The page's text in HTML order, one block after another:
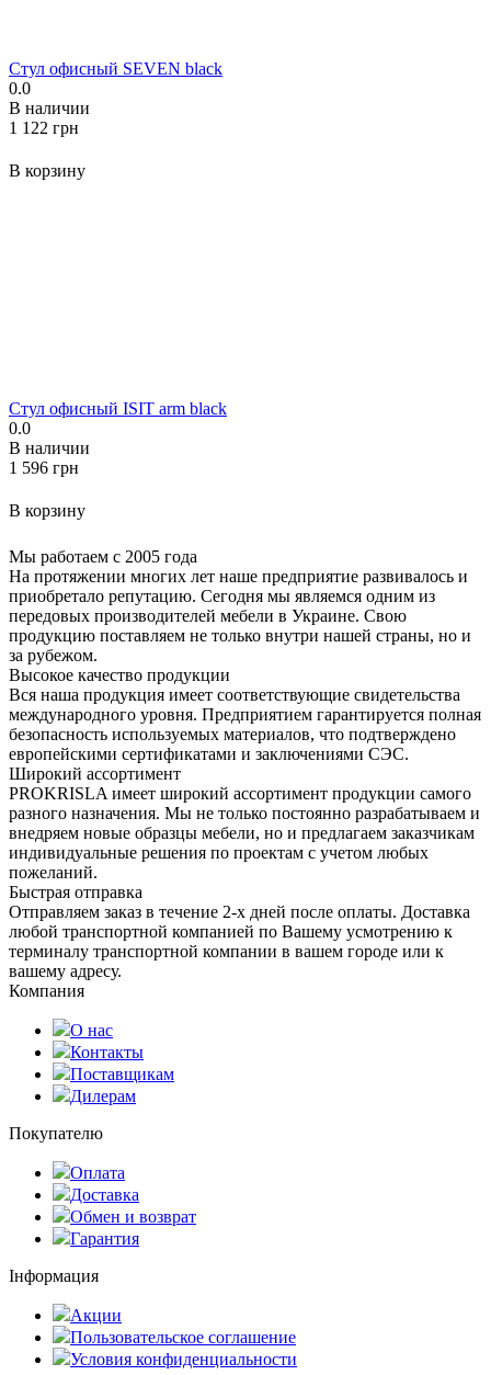
Стул офисный SEVEN black
0.0
В наличии
‍1 122‍ грн
В корзину
Стул офисный ISIT arm black
0.0
В наличии
‍1 596‍ грн
В корзину
Мы работаем с 2005 года
На протяжении многих лет наше предприятие развивалось и
приобретало репутацию. Сегодня мы являемся одним из
передовых производителей мебели в Украине. Свою
продукцию поставляем не только внутри нашей страны, но и
за рубежом.
Высокое качество продукции
Вся наша продукция имеет соответствующие свидетельства
международного уровня. Предприятием гарантируется полная
безопасность используемых материалов, что подтверждено
европейскими сертификатами и заключениями СЭС.
Широкий ассортимент
PROKRISLA имеет широкий ассортимент продукции самого
разного назначения. Мы не только постоянно разрабатываем и
внедряем новые образцы мебели, но и предлагаем заказчикам
индивидуальные решения по проектам с учетом любых
пожеланий.
Быстрая отправка
Отправляем заказ в течение 2-х дней после оплаты. Доставка
любой транспортной компанией по Вашему усмотрению к
терминалу транспортной компании в вашем городе или к
вашему адресу.
Компания
О нас
Контакты
Поставщикам
Дилерам
Покупателю
Оплата
Доставка
Обмен и возврат
Гарантия
Інформация
Акции
Пользовательское соглашение
Условия конфиденциальности